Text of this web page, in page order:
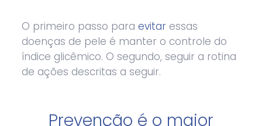
O primeiro passo paraevitar essas
doenças de pele é manter o controle do
índice glicêmico. O segundo, seguir a rotina
de ações descritas a seguir.
Prevenção é o maior